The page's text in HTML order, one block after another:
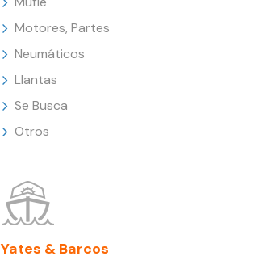
Motores, Partes
Neumáticos
Llantas
Se Busca
Otros
Yates & Barcos